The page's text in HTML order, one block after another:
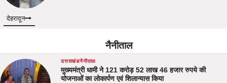
देहरादून
नैनीताल
उत्तराखंडनैनीताल
मुख्यमंत्री धामी ने 121 करोड़ 52 लाख 46 हजार रुपये की
योजनाओं का लोकार्पण एवं शिलान्यास किया